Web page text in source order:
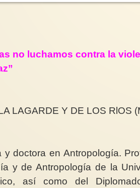
no luchamos contra la
LAGARDE Y DE LOS RlOS
y doctora en Antropología.
y de Antropología de la
así como del